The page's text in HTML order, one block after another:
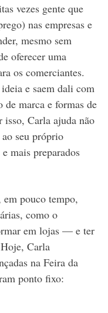
vezes gente que
nas empresas e
mesmo sem
oferecer uma
os comerciantes.
e saem dali com
marca e formas de
Carla ajuda não
seu próprio
mais preparados
pouco tempo,
como o
em lojas — e ter
Carla
na Feira da
ponto fixo: